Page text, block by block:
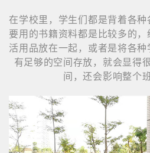
在学校里，学生们都是背着各
要用的书籍资料都是比较多的
活用品放在一起，或者是将各
有足够的空间存放，就会显得
间，还会影响整个